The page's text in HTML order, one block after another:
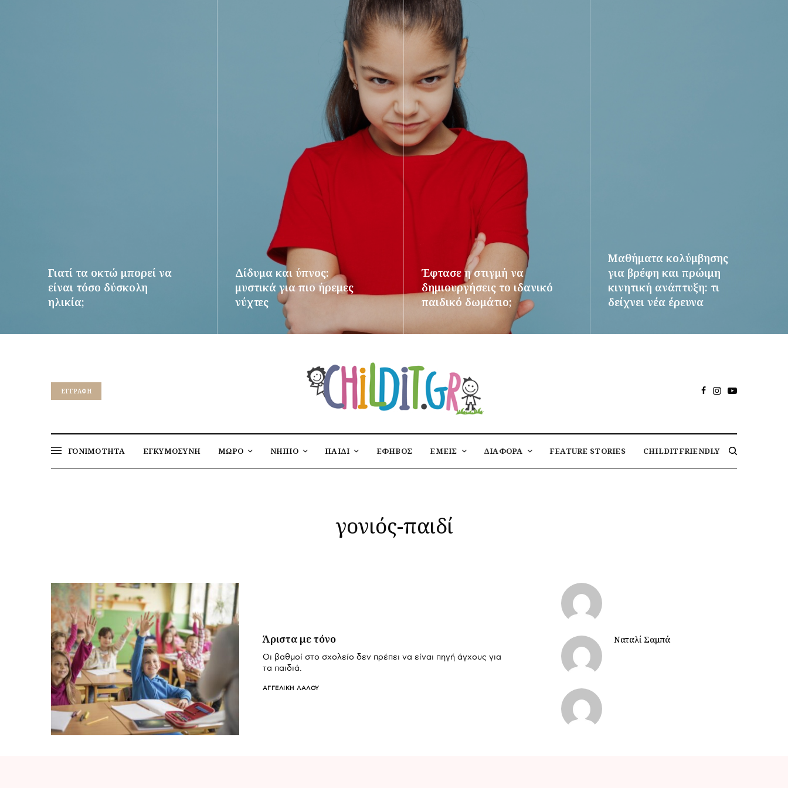
Γιατί τα οκτώ μπορεί να
είναι τόσο δύσκολη
ηλικία;
Δίδυμα και ύπνος:
μυστικά για πιο ήρεμες
νύχτες
Έφτασε η στιγμή να
δημιουργήσεις το ιδανικό
παιδικό δωμάτιο;
Μαθήματα κολύμβησης
για βρέφη και πρώιμη
κινητική ανάπτυξη: τι
δείχνει νέα έρευνα
EΓΓΡΑΦΉ
ΓΟΝΙΜΟΤΗΤΑ ΕΓΚΥΜΟΣΥΝΗ ΜΩΡΟ ΝΗΠΙΟ ΠΑΙΔΙ ΕΦΗΒΟΣ ΕΜΕΙΣ ΔΙΑΦΟΡΑ FEATURE STORIES CHILDITFRIENDLY
γονιός-παιδί
Άριστα με τόνο
Οι βαθμοί στο σχολείο δεν πρέπει να είναι πηγή άγχους για
τα παιδιά.
ΑΓΓΕΛΙΚΉ ΛΆΛΟΥ
Ναταλί Σαμπά